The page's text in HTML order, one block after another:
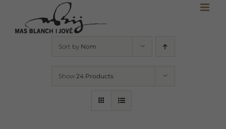
content
Sort by Nom
Show 24 Products